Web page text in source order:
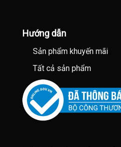
Hướng dẫn
Sản phẩm khuyến mãi
Tất cả sản phẩm